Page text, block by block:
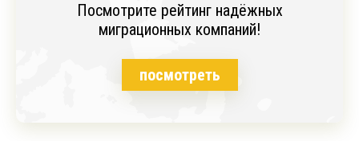
Посмотрите рейтинг надёжных
миграционных компаний!
посмотреть